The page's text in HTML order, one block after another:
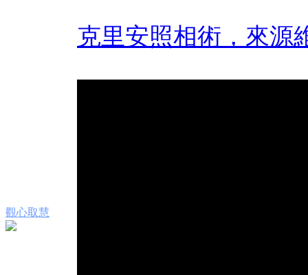
觀心取慧
克里安照相術，來源